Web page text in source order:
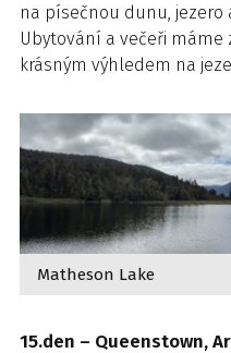
na písečnou dunu, jezero
Ubytování a večeři máme
krásným výhledem na
Matheson Lake
15.den – Queenstown,